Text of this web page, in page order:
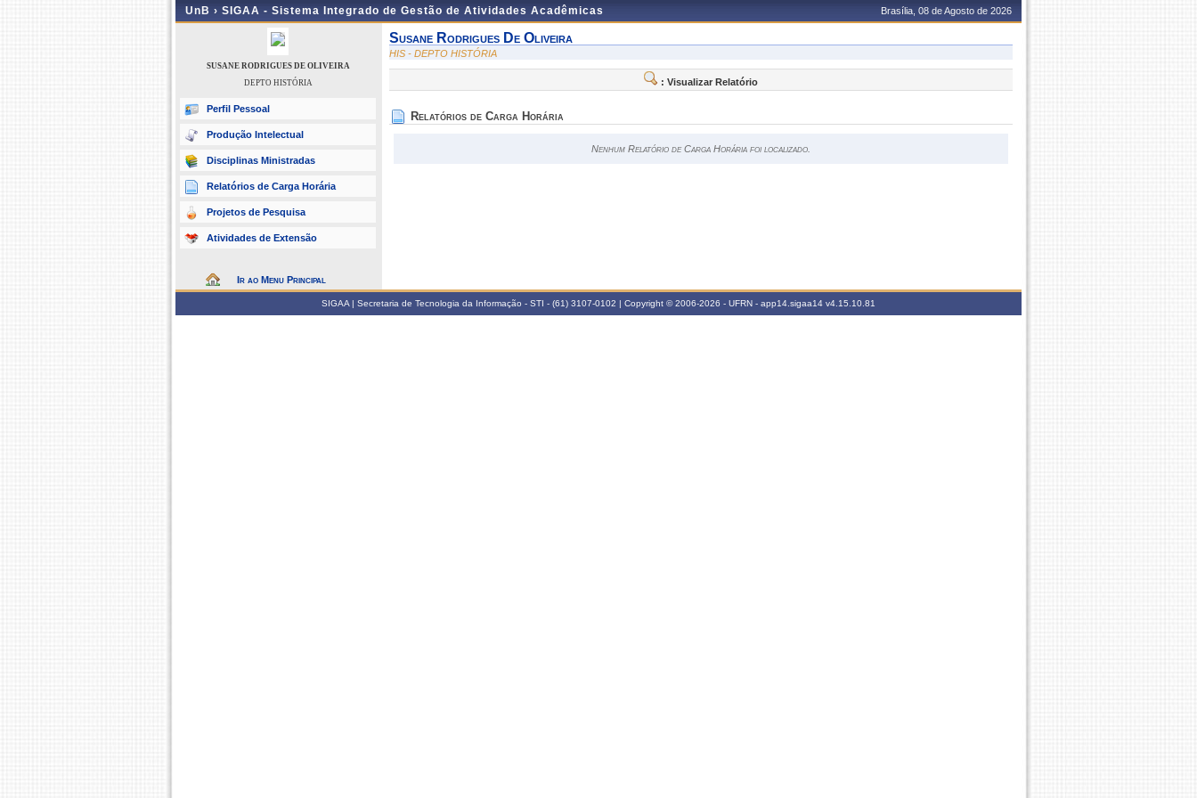
UnB › SIGAA - Sistema Integrado de Gestão de Atividades Acadêmicas Brasília, 08 de Agosto de 2026
SUSANE RODRIGUES DE OLIVEIRA
DEPTO HISTÓRIA
Perfil Pessoal
Produção Intelectual
Disciplinas Ministradas
Relatórios de Carga Horária
Projetos de Pesquisa
Atividades de Extensão
Ir ao Menu Principal
Susane Rodrigues De Oliveira
HIS - DEPTO HISTÓRIA
: Visualizar Relatório
Relatórios de Carga Horária
Nenhum Relatório de Carga Horária foi localizado.
SIGAA | Secretaria de Tecnologia da Informação - STI - (61) 3107-0102 | Copyright © 2006-2026 - UFRN - app14.sigaa14 v4.15.10.81